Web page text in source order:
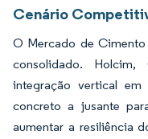
Cenário
O Mercado de
consolidado. Holcim,
integração vertical
concreto a jusante
aumentar a resiliência